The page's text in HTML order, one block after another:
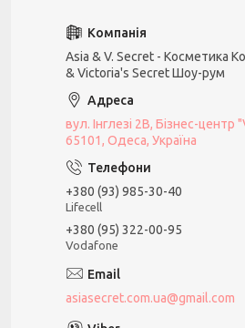
Asia & V. Secret - Косметика
& Victoria's Secret Шоу-рум
вул. Інглезі 2В, Бізнес-центр
65101, Одеса, Україна
+380 (93) 985-30-40
Lifecell
+380 (95) 322-00-95
Vodafone
asiasecret.com.ua@gmail.com